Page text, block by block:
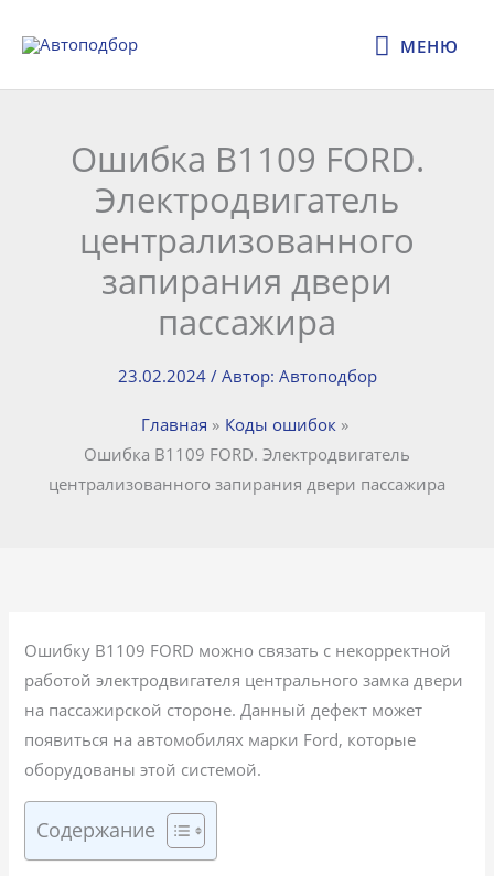
МЕНЮ
МЕНЮ
Ошибка B1109 FORD.
Электродвигатель
централизованного
запирания двери
пассажира
23.02.2024 / Автор: Автоподбор
Главная
Коды ошибок
Ошибка B1109 FORD. Электродвигатель
централизованного запирания двери пассажира
Ошибку B1109 FORD можно связать с некорректной
работой электродвигателя центрального замка двери
на пассажирской стороне. Данный дефект может
появиться на автомобилях марки Ford, которые
оборудованы этой системой.
Содержание